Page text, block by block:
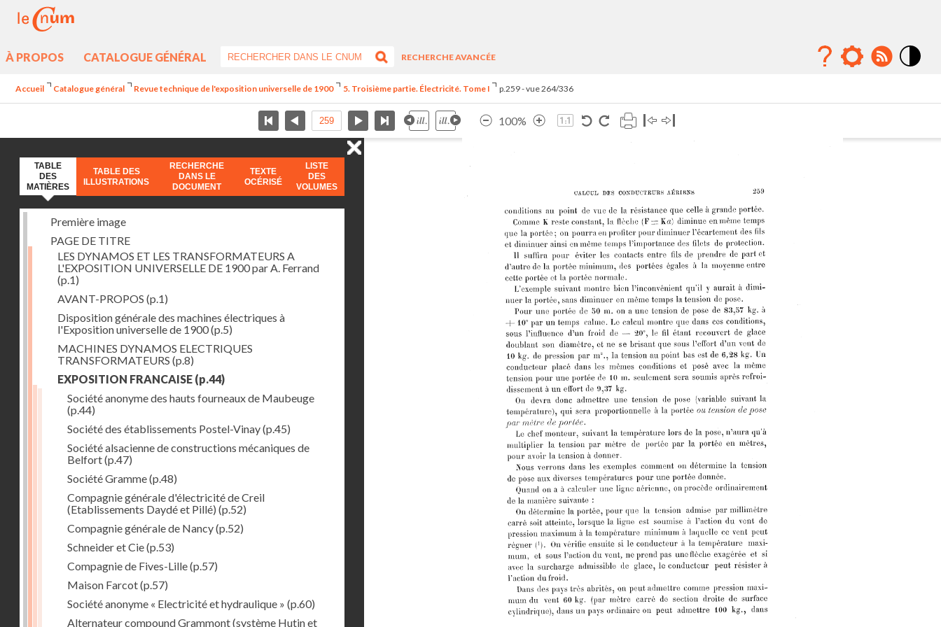
À PROPOS CATALOGUE GÉNÉRAL
RECHERCHE AVANCÉE
Accueil Catalogue général Revue technique de l'exposition universelle de 1900 5. Troisième partie. Électricité. Tome I p.259 - vue 264/336
100%
TABLE
DES
MATIÈRES
TABLE DES
ILLUSTRATIONS
RECHERCHE
DANS LE
DOCUMENT
TEXTE
OCÉRISÉ
LISTE
DES
VOLUMES
Première image
PAGE DE TITRE
LES DYNAMOS ET LES TRANSFORMATEURS A
L'EXPOSITION UNIVERSELLE DE 1900 par A. Ferrand
(p.1)
AVANT-PROPOS (p.1)
Disposition générale des machines électriques à
l'Exposition universelle de 1900(p.5)
MACHINES DYNAMOS ELECTRIQUES
TRANSFORMATEURS (p.8)
EXPOSITION FRANCAISE (p.44)
Société anonyme des hauts fourneaux de Maubeuge
(p.44)
Société des établissements Postel-Vinay(p.45)
Société alsacienne de constructions mécaniques de
Belfort(p.47)
Société Gramme(p.48)
Compagnie générale d'électricité de Creil
(Etablissements Daydé et Pillé) (p.52)
Compagnie générale de Nancy(p.52)
Schneider et Cie(p.53)
Compagnie de Fives-Lille(p.57)
Maison Farcot(p.57)
Société anonyme « Electricité et hydraulique » (p.60)
Alternateur compound Grammont (système Hutin et